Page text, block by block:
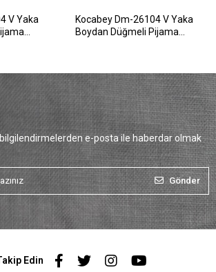
V Yaka
Kocabey Dm-26104 V Yaka
Boydan Düğmeli Pijama
e-posta ile haberdar olmak
Gönder
Edin